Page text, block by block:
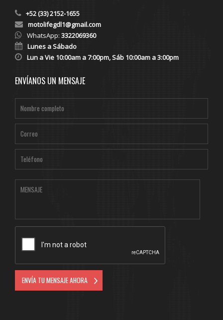
+52 (33) 2152-1655
motolifegdl1@gmail.com
WhatsApp: 3322069360
Lunes a Sábado
Lun a Vie 10:00am a 7:00pm, Sáb 10:00am a 3:00pm
ENVÍANOS UN MENSAJE